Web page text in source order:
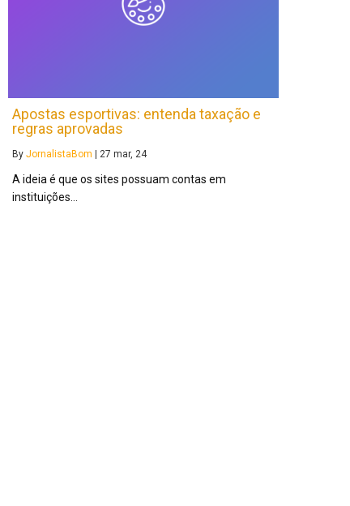
Apostas esportivas: entenda taxação e
regras aprovadas
By JornalistaBom | 27 mar, 24
A ideia é que os sites possuam contas em
instituições…